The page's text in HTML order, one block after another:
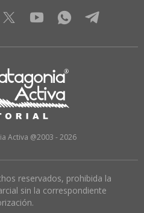
Activa @2003 - 2026
reservados, prohibida la
sin la correspondiente